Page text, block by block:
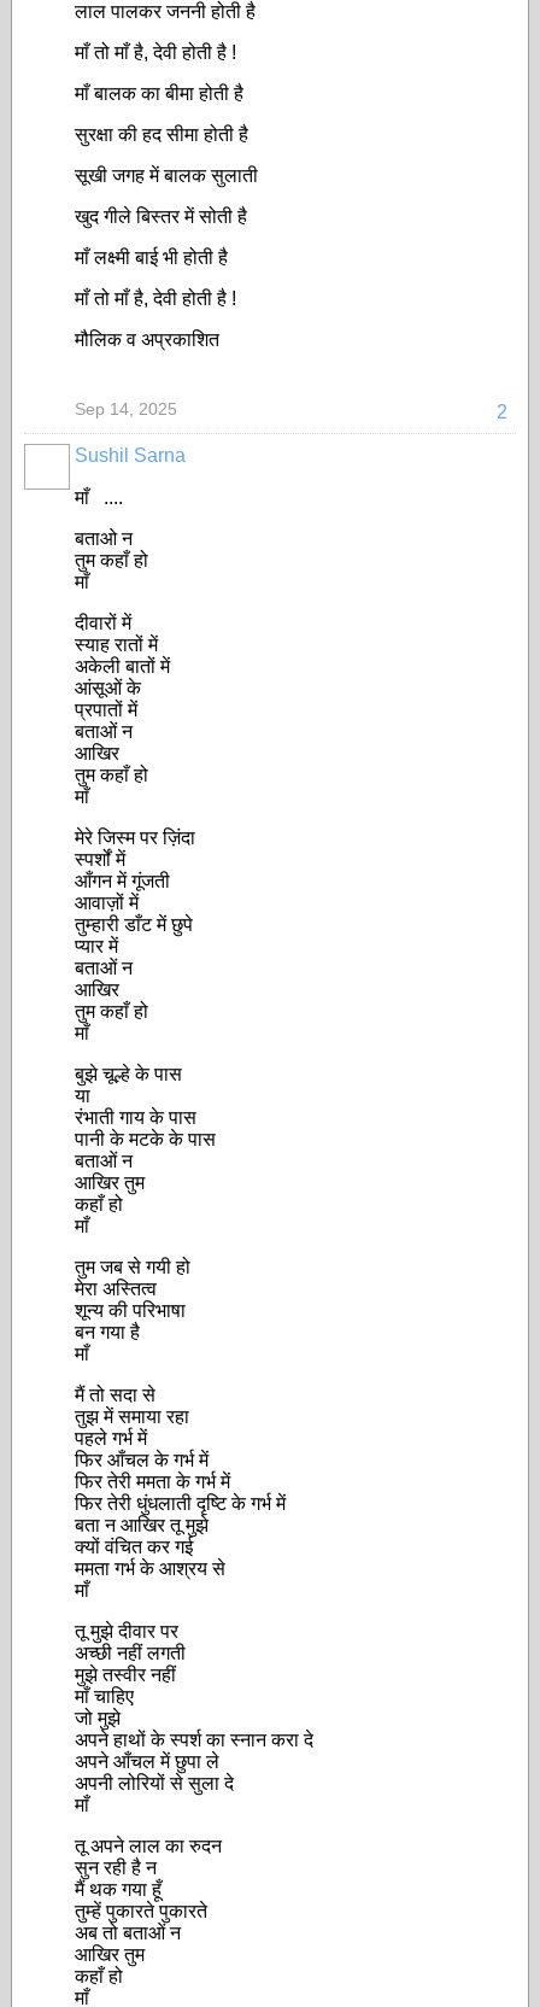
लाल पालकर जननी होती है
माँ तो माँ है, देवी होती है !
माँ बालक का बीमा होती है
सुरक्षा की हद सीमा होती है
सूखी जगह में बालक सुलाती
खुद गीले बिस्तर में सोती है
माँ लक्ष्मी बाई भी होती है
माँ तो माँ है, देवी होती है !
मौलिक व अप्रकाशित
2
Sep 14, 2025
Sushil Sarna
माँ ....
बताओ न
तुम कहाँ हो
माँ
दीवारों में
स्याह रातों में
अकेली बातों में
आंसूओं के
प्रपातों में
बताओं न
आखिर
तुम कहाँ हो
माँ
मेरे जिस्म पर ज़िंदा
स्पर्शों में
आँगन में गूंजती
आवाज़ों में
तुम्हारी डाँट में छुपे
प्यार में
बताओं न
आखिर
तुम कहाँ हो
माँ
बुझे चूल्हे के पास
या
रंभाती गाय के पास
पानी के मटके के पास
बताओं न
आखिर तुम
कहाँ हो
माँ
तुम जब से गयी हो
मेरा अस्तित्व
शून्य की परिभाषा
बन गया है
माँ
मैं तो सदा से
तुझ में समाया रहा
पहले गर्भ में
फिर आँचल के गर्भ में
फिर तेरी ममता के गर्भ में
फिर तेरी धुंधलाती दृष्टि के गर्भ में
बता न आखिर तू मुझे
क्यों वंचित कर गई
ममता गर्भ के आश्रय से
माँ
तू मुझे दीवार पर
अच्छी नहीं लगती
मुझे तस्वीर नहीं
माँ चाहिए
जो मुझे
अपने हाथों के स्पर्श का स्नान करा दे
अपने आँचल में छुपा ले
अपनी लोरियों से सुला दे
माँ
तू अपने लाल का रुदन
सुन रही है न
मैं थक गया हूँ
तुम्हें पुकारते पुकारते
अब तो बताओं न
आखिर तुम
कहाँ हो
माँ